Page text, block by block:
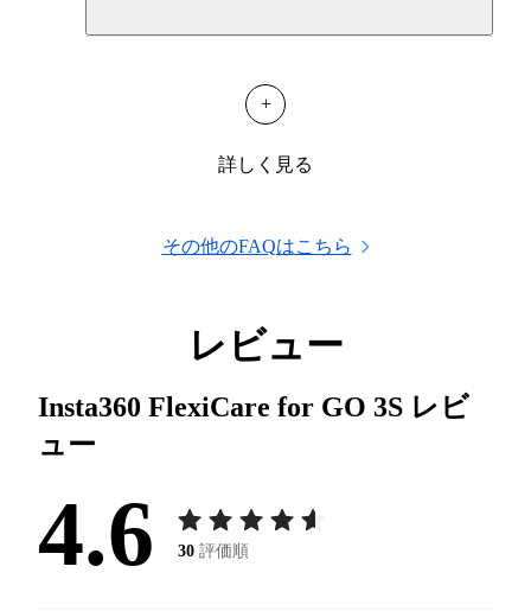
+
詳しく見る
その他のFAQはこちら
レビュー
Insta360 FlexiCare for GO 3S レビ
ュー
4.6 30 評価順